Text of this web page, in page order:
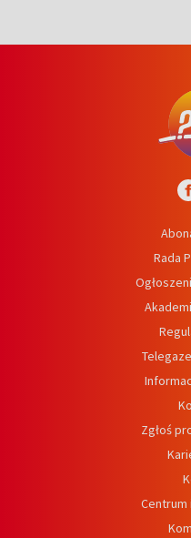
Rada
Zgłoś
Centrum